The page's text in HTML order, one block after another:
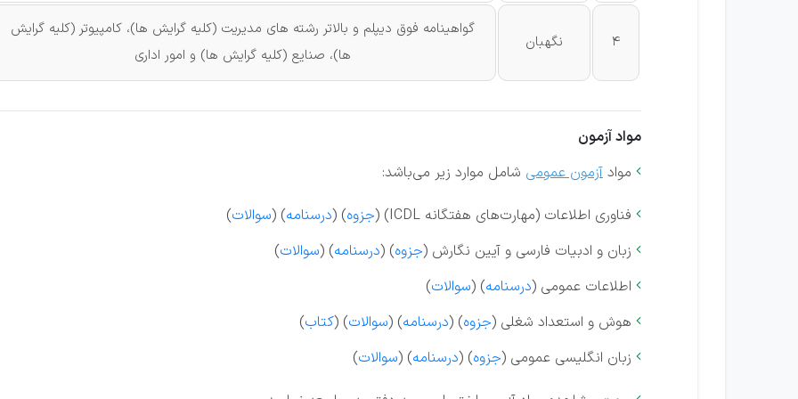
4 نگهبان
گواهینامه فوق دیپلم و بالاتر رشته های مدیریت (کلیه گرایش ها)، کامپیوتر (کلیه گرایش
ها)، صنایع (کلیه گرایش ها) و امور اداری
مواد آزمون
 مواد آزمون عمومی شامل موارد زیر می‌باشد:
 فناوری اطلاعات (مهارت‌های هفتگانه ICDL) ( جزوه) (درسنامه) (سوالات)
 زبان و ادبیات فارسی و آیین نگارش (جزوه) (درسنامه) (سوالات)
 اطلاعات عمومی (درسنامه) (سوالات)
 هوش و استعداد شغلی (جزوه) (درسنامه) (سوالات) (کتاب)
 زبان انگلیسی عمومی (جزوه) (درسنامه) (سوالات)